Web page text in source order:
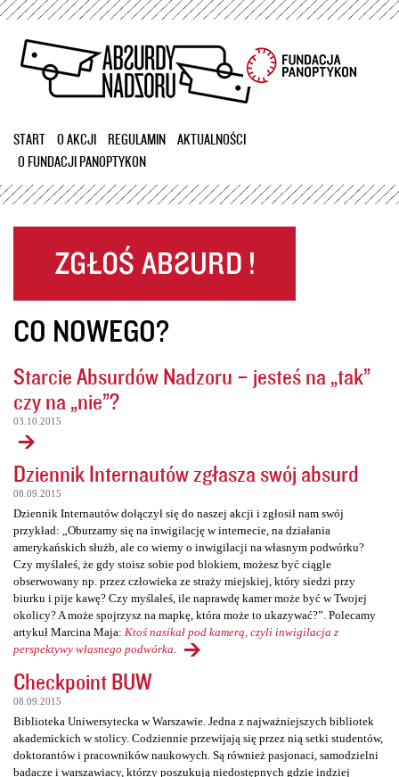
Przejdź
treści
START O AKCJI REGULAMIN
AKTUALNOŚCI
O FUNDACJI PANOPTYKON
CO NOWEGO?
Starcie Absurdów Nadzoru – jesteś na „tak”
czy na „nie”?
03.10.2015
Dziennik Internautów zgłasza swój absurd
08.09.2015
Dziennik Internautów dołączył się do naszej akcji i zgłosił nam swój
przykład: „Oburzamy się na inwigilację w internecie, na działania
amerykańskich służb, ale co wiemy o inwigilacji na własnym podwórku?
Czy myślałeś, że gdy stoisz sobie pod blokiem, możesz być ciągle
obserwowany np. przez człowieka ze straży miejskiej, który siedzi przy
biurku i pije kawę? Czy myślałeś, ile naprawdę kamer może być w Twojej
okolicy? A może spojrzysz na mapkę, która może to ukazywać?”. Polecamy
artykuł Marcina Maja: Ktoś nasikał pod kamerą, czyli inwigilacja z
perspektywy własnego podwórka
Checkpoint BUW
08.09.2015
Biblioteka Uniwersytecka w Warszawie. Jedna z najważniejszych bibliotek
akademickich w stolicy. Codziennie przewijają się przez nią setki studentów,
doktorantów i pracowników naukowych. Są również pasjonaci, samodzielni
badacze i warszawiacy, którzy poszukują niedostępnych gdzie indziej